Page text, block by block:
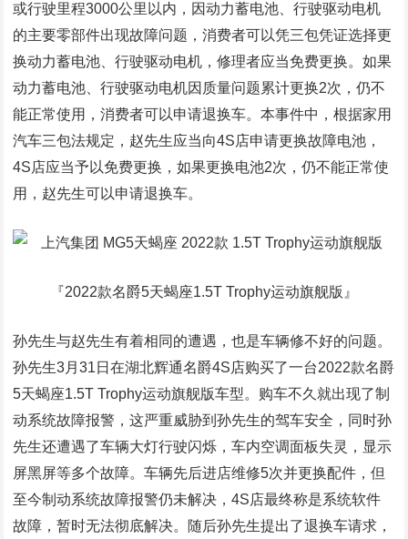
或行驶里程3000公里以内，因动力蓄电池、行驶驱动电机
的主要零部件出现故障问题，消费者可以凭三包凭证选择更
换动力蓄电池、行驶驱动电机，修理者应当免费更换。如果
动力蓄电池、行驶驱动电机因质量问题累计更换2次，仍不
能正常使用，消费者可以申请退换车。本事件中，根据家用
汽车三包法规定，赵先生应当向4S店申请更换故障电池，
4S店应当予以免费更换，如果更换电池2次，仍不能正常使
用，赵先生可以申请退换车。
『2022款名爵5天蝎座1.5T Trophy运动旗舰版』
孙先生与赵先生有着相同的遭遇，也是车辆修不好的问题。
孙先生3月31日在湖北辉通名爵4S店购买了一台2022款名爵
5天蝎座1.5T Trophy运动旗舰版车型。购车不久就出现了制
动系统故障报警，这严重威胁到孙先生的驾车安全，同时孙
先生还遭遇了车辆大灯行驶闪烁，车内空调面板失灵，显示
屏黑屏等多个故障。车辆先后进店维修5次并更换配件，但
至今制动系统故障报警仍未解决，4S店最终称是系统软件
故障，暂时无法彻底解决。随后孙先生提出了退换车请求，